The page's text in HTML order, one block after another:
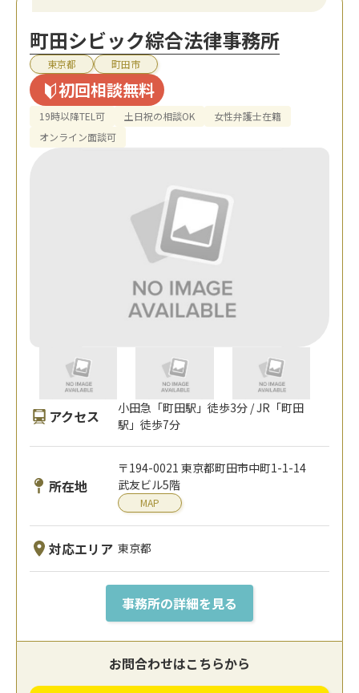
町田シビック綜合法律事務所
東京都 町田市
初回相談無料
19時以降TEL可 土日祝の相談OK
女性弁護士在籍
オンライン面談可
アクセス
小田急「町田駅」徒歩3分 / JR「町田
駅」徒歩7分
所在地
〒194-0021 東京都町田市中町1-1-14
武友ビル5階
MAP
対応エリア 東京都
事務所の詳細を見る
お問合わせはこちらから